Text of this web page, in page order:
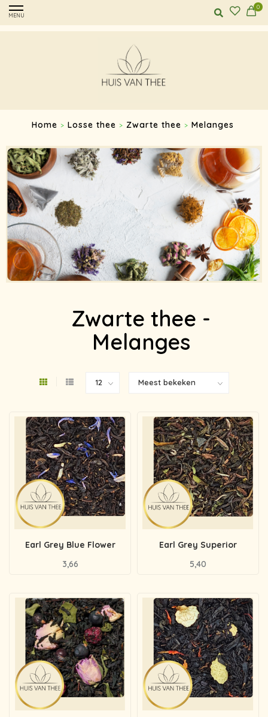
MENU
0
Home > Losse thee > Zwarte thee > Melanges
Zwarte thee -
Melanges
Earl Grey Blue Flower
3,66
Earl Grey Superior
5,40